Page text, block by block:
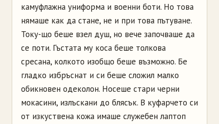
камуфлажна униформа и военни боти. Но това
нямаше как да стане, не и при това пътуване.
Току-що беше взел душ, но вече започваше да
се поти. Гъстата му коса беше толкова
сресана, колкото изобщо беше възможно. Бе
гладко избръснат и си беше сложил малко
обикновен одеколон. Носеше стари черни
мокасини, излъскани до блясък. В куфарчето си
от изкуствена кожа имаше служебен лаптоп